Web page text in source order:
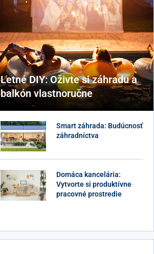
Letné DIY: Oživte si záhradu a
balkón vlastnoručne
Smart záhrada: Budúcnosť
záhradníctva
Domáca kancelária:
Vytvorte si produktívne
pracovné prostredie